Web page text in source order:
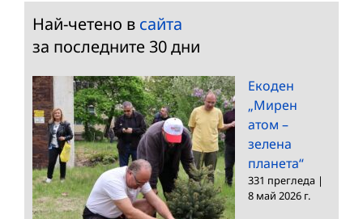
Най-четено в сайта
за последните 30 дни
Екоден
„Мирен
атом –
зелена
планета“
331 прегледа |
8 май 2026 г.